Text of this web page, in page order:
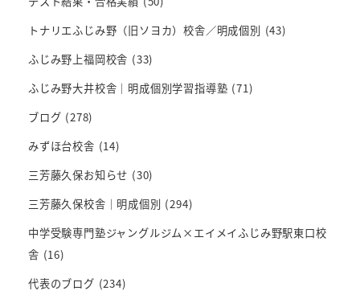
トナリエふじみ野（旧ソヨカ）校舎／明成個別 (43)
ふじみ野上福岡校舎 (33)
ふじみ野大井校舎｜明成個別学習指導塾 (71)
ブログ (278)
みずほ台校舎 (14)
三芳藤久保お知らせ (30)
三芳藤久保校舎｜明成個別 (294)
中学受験専門塾ジャングルジム×エイメイふじみ野駅東口校
舎 (16)
代表のブログ (234)